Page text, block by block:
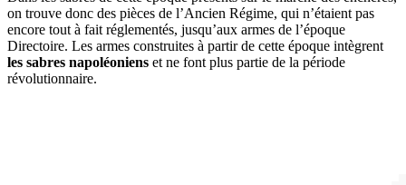
on trouve donc des pièces de l’Ancien Régime, qui n’étaient pas
encore tout à fait réglementés, jusqu’aux armes de l’époque
Directoire. Les armes construites à partir de cette époque intègrent
les sabres napoléoniens et ne font plus partie de la période
révolutionnaire.